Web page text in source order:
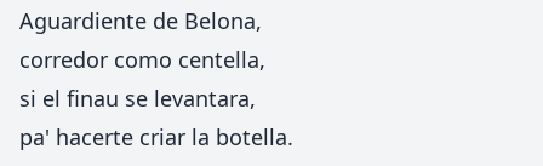
Aguardiente de Belona,
corredor como centella,
si el finau se levantara,
pa' hacerte criar la botella.